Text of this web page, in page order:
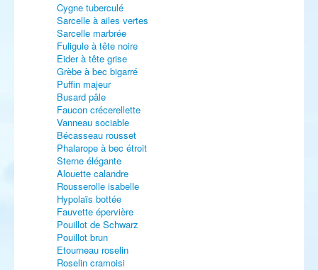
Cygne tuberculé
Sarcelle à ailes vertes
Sarcelle marbrée
Fuligule à tête noire
Eider à tête grise
Grèbe à bec bigarré
Puffin majeur
Busard pâle
Faucon crécerellette
Vanneau sociable
Bécasseau rousset
Phalarope à bec étroit
Sterne élégante
Alouette calandre
Rousserolle isabelle
Hypolaïs bottée
Fauvette épervière
Pouillot de Schwarz
Pouillot brun
Etourneau roselin
Roselin cramoisi